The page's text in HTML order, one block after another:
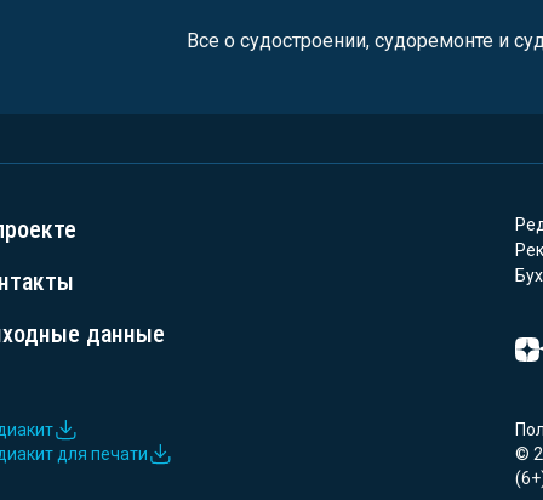
Все о судостроении, судоремонте и
данные
для печати
©